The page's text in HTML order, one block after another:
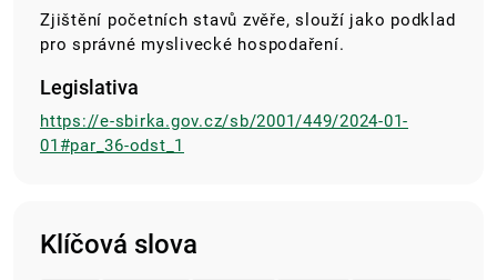
Zjištění početních stavů zvěře, slouží jako podklad
pro správné myslivecké hospodaření.
Legislativa
https://e-sbirka.gov.cz/sb/2001/449/2024-01-
01#par_36-odst_1
Klíčová slova